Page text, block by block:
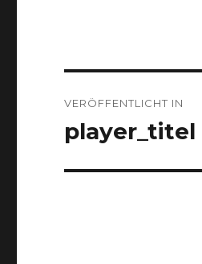
Navigation
VERÖFFENTLICHT IN
player_titel